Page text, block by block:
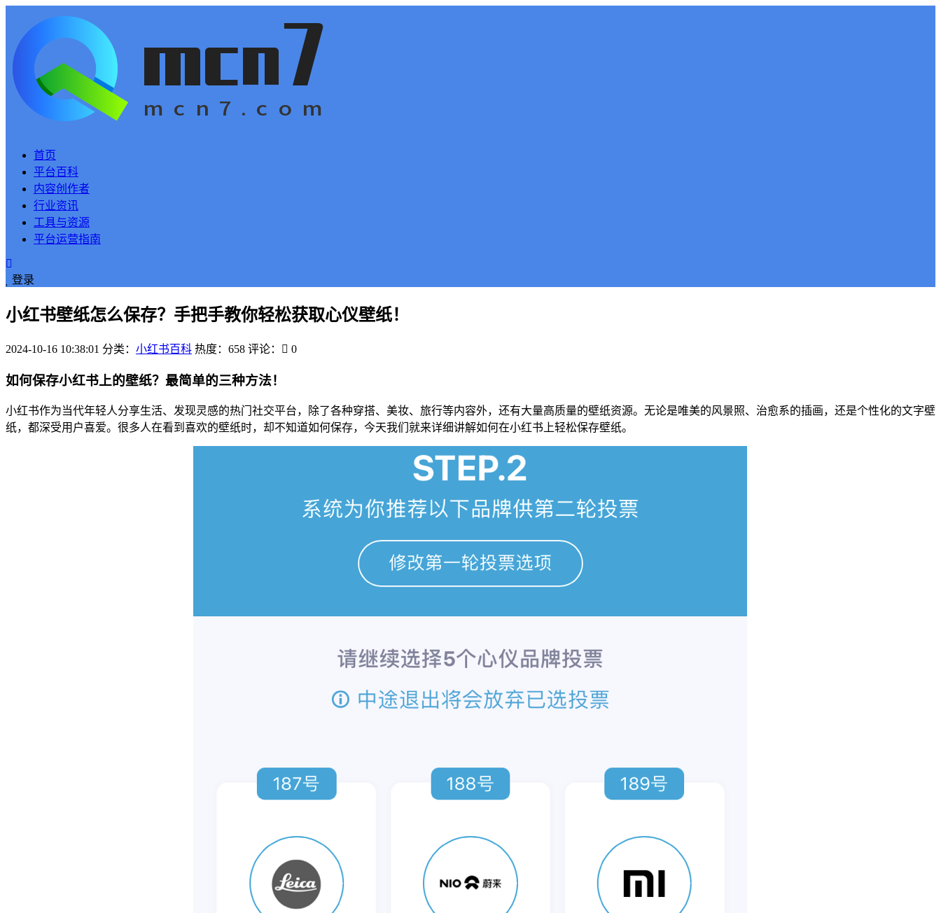
首页
平台百科
内容创作者
行业资讯
工具与资源
平台运营指南
登录
小红书壁纸怎么保存？手把手教你轻松获取心仪壁纸！
2024-10-16 10:38:01 分类： 小红书百科 热度：658 评论： 0
如何保存小红书上的壁纸？最简单的三种方法！
小红书作为当代年轻人分享生活、发现灵感的热门社交平台，除了各种穿搭、美妆、旅行等内容外，还有大量高质量的壁纸资源。无论是唯美的风景照、治愈系的插画，还是个性化的文字壁
纸，都深受用户喜爱。很多人在看到喜欢的壁纸时，却不知道如何保存，今天我们就来详细讲解如何在小红书上轻松保存壁纸。